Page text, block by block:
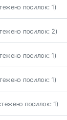
посилок: 1)
посилок: 2)
посилок: 1)
посилок: 1)
посилок: 1)